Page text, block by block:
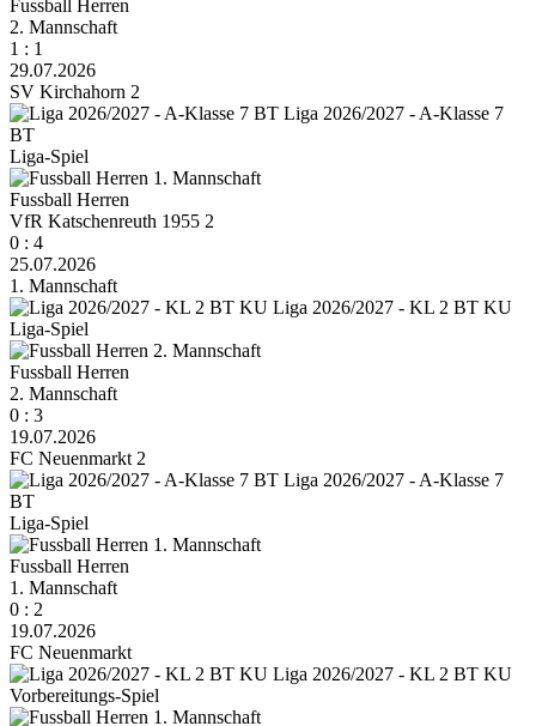
Fussball Herren
2. Mannschaft
1 : 1
29.07.2026
SV Kirchahorn 2
Liga 2026/2027 - A-Klasse 7
BT
Liga-Spiel
Fussball Herren
VfR Katschenreuth 1955 2
0 : 4
25.07.2026
1. Mannschaft
Liga 2026/2027 - KL 2 BT KU
Liga-Spiel
Fussball Herren
2. Mannschaft
0 : 3
19.07.2026
FC Neuenmarkt 2
Liga 2026/2027 - A-Klasse 7
BT
Liga-Spiel
Fussball Herren
1. Mannschaft
0 : 2
19.07.2026
FC Neuenmarkt
Liga 2026/2027 - KL 2 BT KU
Vorbereitungs-Spiel